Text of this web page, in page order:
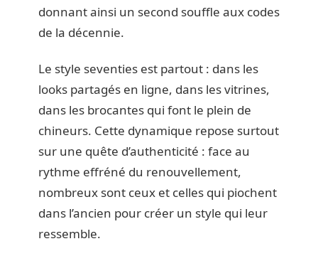
donnant ainsi un second souffle aux codes
de la décennie.
Le style seventies est partout : dans les
looks partagés en ligne, dans les vitrines,
dans les brocantes qui font le plein de
chineurs. Cette dynamique repose surtout
sur une quête d’authenticité : face au
rythme effréné du renouvellement,
nombreux sont ceux et celles qui piochent
dans l’ancien pour créer un style qui leur
ressemble.